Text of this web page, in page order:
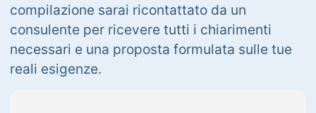
compilazione sarai ricontattato da un
consulente per ricevere tutti i chiarimenti
necessari e una proposta formulata sulle tue
reali esigenze.